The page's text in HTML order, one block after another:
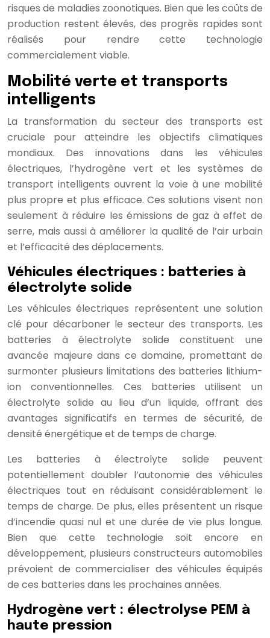
risques de maladies zoonotiques. Bien que les coûts de
production restent élevés, des progrès rapides sont
réalisés pour rendre cette technologie
commercialement viable.
Mobilité verte et transports
intelligents
La transformation du secteur des transports est
cruciale pour atteindre les objectifs climatiques
mondiaux. Des innovations dans les véhicules
électriques, l’hydrogène vert et les systèmes de
transport intelligents ouvrent la voie à une mobilité
plus propre et plus efficace. Ces solutions visent non
seulement à réduire les émissions de gaz à effet de
serre, mais aussi à améliorer la qualité de l’air urbain
et l’efficacité des déplacements.
Véhicules électriques : batteries à
électrolyte solide
Les véhicules électriques représentent une solution
clé pour décarboner le secteur des transports. Les
batteries à électrolyte solide constituent une
avancée majeure dans ce domaine, promettant de
surmonter plusieurs limitations des batteries lithium-
ion conventionnelles. Ces batteries utilisent un
électrolyte solide au lieu d’un liquide, offrant des
avantages significatifs en termes de sécurité, de
densité énergétique et de temps de charge.
Les batteries à électrolyte solide peuvent
potentiellement doubler l’autonomie des véhicules
électriques tout en réduisant considérablement le
temps de charge. De plus, elles présentent un risque
d’incendie quasi nul et une durée de vie plus longue.
Bien que cette technologie soit encore en
développement, plusieurs constructeurs automobiles
prévoient de commercialiser des véhicules équipés
de ces batteries dans les prochaines années.
Hydrogène vert : électrolyse PEM à
haute pression